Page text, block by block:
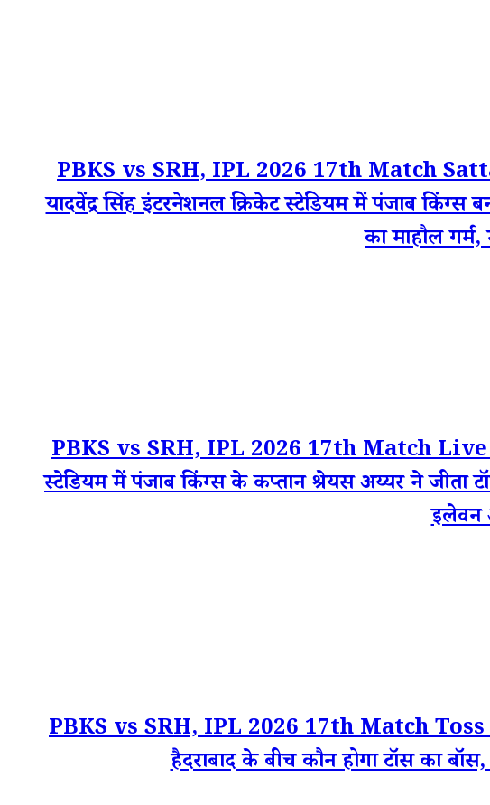
PBKS vs SRH, IPL 2026 17th Match
यादवेंद्र सिंह इंटरनेशनल क्रिकेट स्टेडियम में पंजाब किंग्स
का माहौल
PBKS vs SRH, IPL 2026 17th Match Live
स्टेडियम में पंजाब किंग्स के कप्तान श्रेयस अय्यर ने जीता
इलेवन
PBKS vs SRH, IPL 2026 17th Match Toss
हैदराबाद के बीच कौन होगा टॉस का